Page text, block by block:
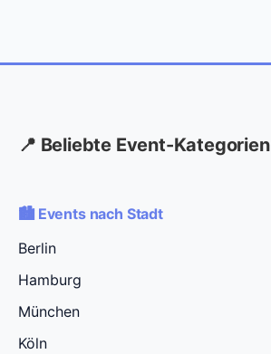
📍 Beliebte Event-Kategorien
🏙️ Events nach Stadt
Berlin
Hamburg
München
Köln